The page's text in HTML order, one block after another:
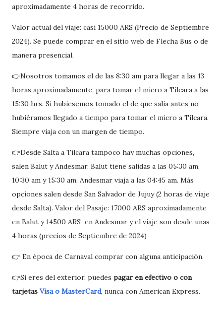
aproximadamente 4 horas de recorrido.
Valor actual del viaje: casi 15000 ARS (Precio de Septiembre
2024). Se puede comprar en el sitio web de Flecha Bus o de
manera presencial.
👉Nosotros tomamos el de las 8:30 am para llegar a las 13
horas aproximadamente, para tomar el micro a Tilcara a las
15:30 hrs. Si hubíesemos tomado el de que salía antes no
hubiéramos llegado a tiempo para tomar el micro a Tilcara.
Siempre viaja con un margen de tiempo.
👉Desde Salta a Tilcara tampoco hay muchas opciones,
salen Balut y Andesmar. Balut tiene salidas a las 05:30 am,
10:30 am y 15:30 am. Andesmar viaja a las 04:45 am. Más
opciones salen desde San Salvador de Jujuy (2 horas de viaje
desde Salta). Valor del Pasaje: 17000 ARS aproximadamente
en Balut y 14500 ARS en Andesmar y el viaje son desde unas
4 horas (precios de Septiembre de 2024)
👉 En época de Carnaval comprar con alguna anticipación.
👉Si eres del exterior, puedes pagar en efectivo o con
tarjetas Visa o MasterCard, nunca con American Express.